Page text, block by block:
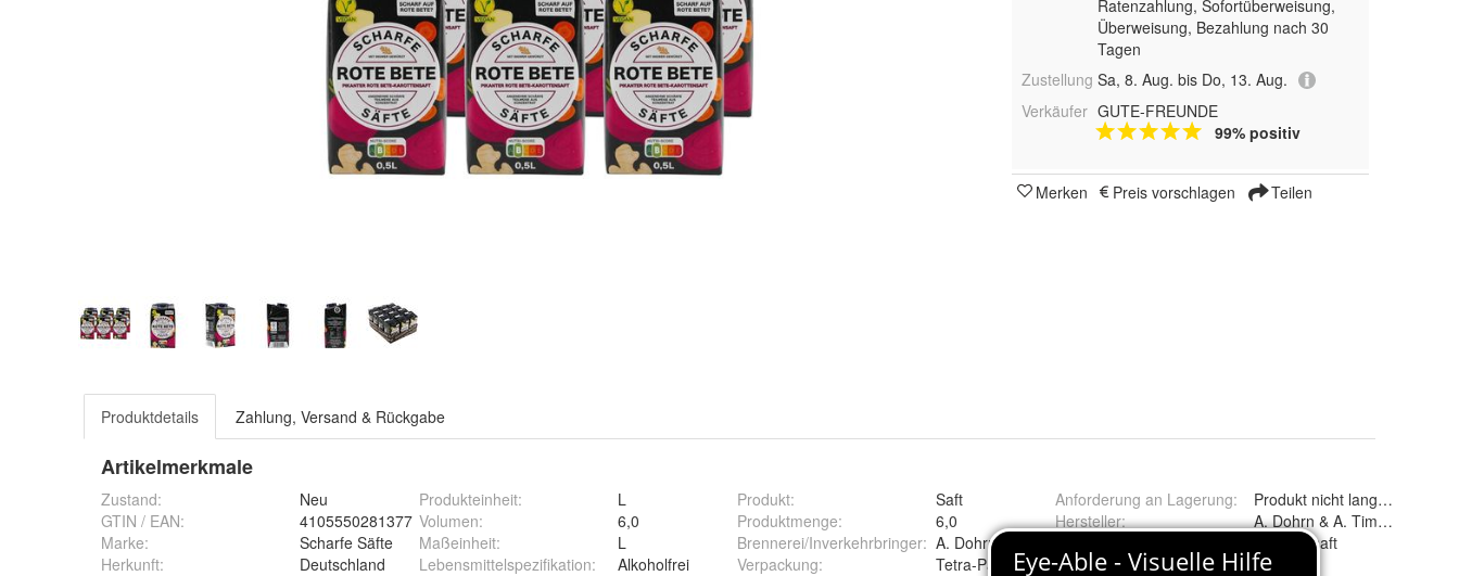
Ratenzahlung, Sofortüberweisung,
Überweisung, Bezahlung nach 30
Tagen
Zustellung Sa, 8. Aug. bis Do, 13. Aug.
Verkäufer GUTE-FREUNDE
99% positiv
Merken Preis vorschlagen Teilen
Produktdetails Zahlung, Versand & Rückgabe
Artikelmerkmale
Zustand:
Neu
GTIN / EAN:
4105550281377
Marke:
Scharfe Säfte
Herkunft: Deutschland
Produkteinheit:
L
Volumen:
6,0
Maßeinheit:
L
Lebensmittelspezifikation: Alkoholfrei
Produkt:
Saft
Produktmenge:
6,0
Brennerei/Inverkehrbringer:
A. Dohrn & A. Timm GmbH & Co. KG 14979 Großbeeren
Verpackung: Tetra-Pak
Anforderung an Lagerung:
Produkt nicht lange
Hersteller:
A. Dohrn & A. Timm GmbH &
Gemüsesaft